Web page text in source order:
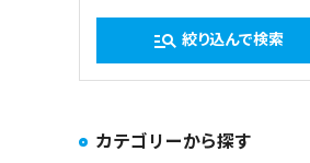
manage_search 絞り込んで検索
カテゴリーから探す